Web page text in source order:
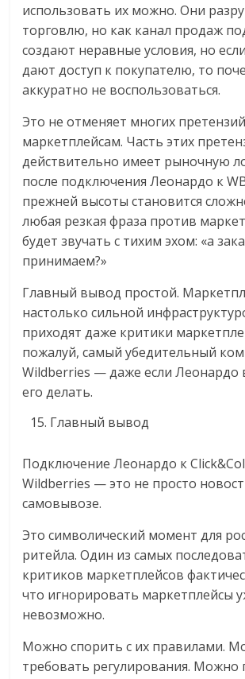
использовать их можно. Они
торговлю, но как канал продаж
создают неравные условия, но
дают доступ к покупателю, то
аккуратно не воспользоваться.
Это не отменяет многих
маркетплейсам. Часть этих
действительно имеет рыночную
после подключения Леонардо к
прежней высоты становится
любая резкая фраза против
будет звучать с тихим эхом: «а
принимаем?»
Главный вывод простой.
настолько сильной
приходят даже критики
пожалуй, самый убедительный
Wildberries — даже если Леонардо
его делать.
Главный вывод
Подключение Леонардо к
Wildberries — это не просто
самовывозе.
Это символический момент для
ритейла. Один из самых
критиков маркетплейсов
что игнорировать маркетплейсы
невозможно.
Можно спорить с их правилами.
требовать регулирования. Можно